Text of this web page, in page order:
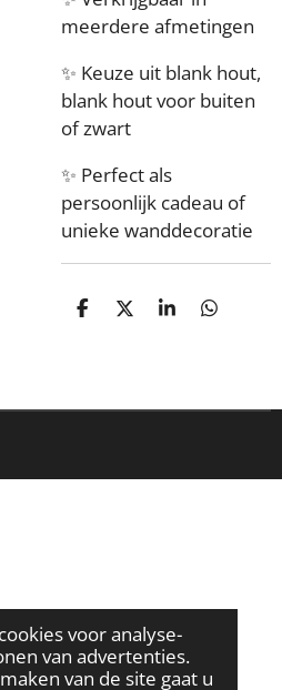
voor analyse-
van advertenties.
van de site gaat u
meerdere afmetingen
✨ Keuze uit blank hout,
blank hout voor buiten
of zwart
✨ Perfect als
persoonlijk cadeau of
unieke wanddecoratie
D
D
S
D